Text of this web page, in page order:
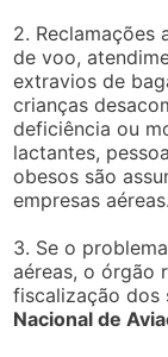
2. Reclamações
de voo,
extravios de
crianças
deficiência ou
lactantes,
obesos são
empresas aéreas.
3. Se o
aéreas, o órgão
fiscalização
Nacional de